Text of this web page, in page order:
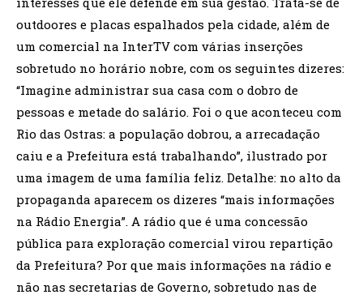
outdoores e placas espalhados pela cidade, além de
um comercial na InterTV com várias inserções
sobretudo no horário nobre, com os seguintes dizeres:
“Imagine administrar sua casa com o dobro de
pessoas e metade do salário. Foi o que aconteceu com
Rio das Ostras: a população dobrou, a arrecadação
caiu e a Prefeitura está trabalhando”, ilustrado por
uma imagem de uma família feliz. Detalhe: no alto da
propaganda aparecem os dizeres “mais informações
na Rádio Energia”. A rádio que é uma concessão
pública para exploração comercial virou repartição
da Prefeitura? Por que mais informações na rádio e
não nas secretarias de Governo, sobretudo nas de